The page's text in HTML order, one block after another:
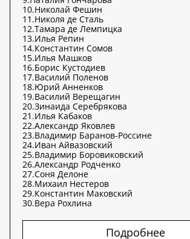
10.Николай Фешин
11.Николя де Сталь
12.Тамара де Лемпицка
13.Илья Репин
14.Константин Сомов
15.Илья Машков
16.Борис Кустодиев
17.Василий Поленов
18.Юрий Анненков
19.Василий Верещагин
20.Зинаида Серебрякова
21.Илья Кабаков
22.Александр Яковлев
23.Владимир Баранов-Россине
24.Иван Айвазовский
25.Владимир Боровиковский
26.Александр Родченко
27.Соня Делоне
28.Михаил Нестеров
29.Константин Маковский
30.Вера Рохлина
Подробнее